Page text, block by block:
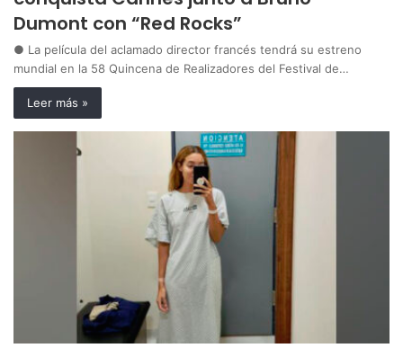
Dumont con “Red Rocks”
● La película del aclamado director francés tendrá su estreno
mundial en la 58 Quincena de Realizadores del Festival de…
Leer más »